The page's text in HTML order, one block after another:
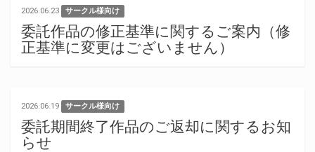
2026.06.23 サークル様向け
委託作品の修正基準に関するご案内（修
正基準に変更はございません）
2026.06.19 サークル様向け
委託期間終了作品のご返却に関するお知
らせ